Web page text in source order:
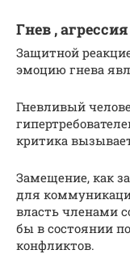
Гнев , агрессия
Защитной
эмоцию гнева
Гневливый
критика
Замещение, как
для
власть членами
бы в состоянии
конфликтов.